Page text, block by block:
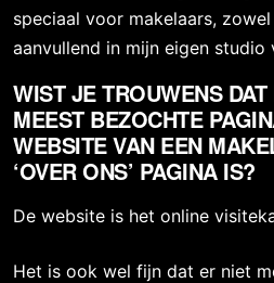
speciaal voor makelaars,
aanvullend in mijn eigen studio
WIST JE TROUWENS
MEEST BEZOCHTE
WEBSITE VAN EEN
‘OVER ONS’ PAGINA IS?
De website is het online
Het is ook wel fijn dat er niet